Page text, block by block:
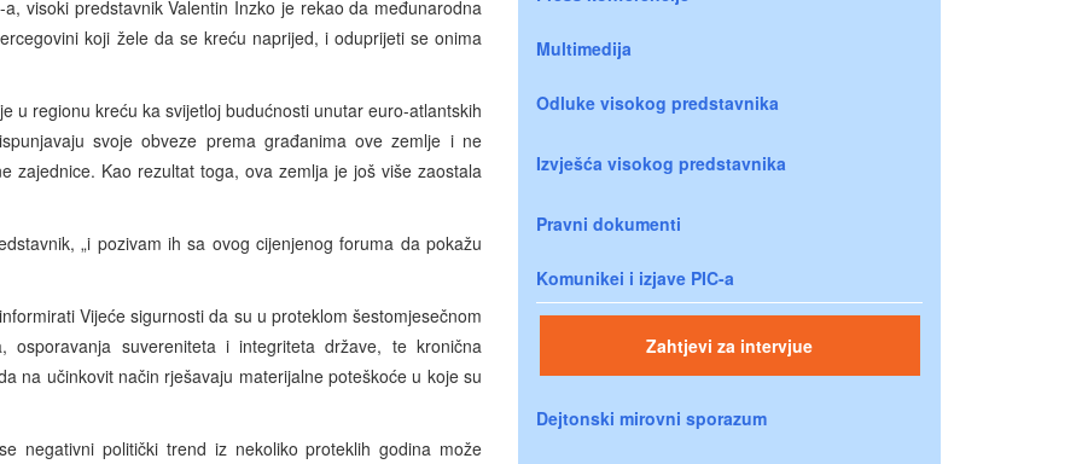
visoki predstavnik Valentin Inzko je rekao da međunarodna
koji žele da se kreću naprijed, i oduprijeti se onima
u regionu kreću ka svijetloj budućnosti unutar euro-atlantskih
svoje obveze prema građanima ove zemlje i ne
zajednice. Kao rezultat toga, ova zemlja je još više zaostala
„i pozivam ih sa ovog cijenjenog foruma da pokažu
Vijeće sigurnosti da su u proteklom šestomjesečnom
osporavanja suvereniteta i integriteta države, te kronična
na učinkovit način rješavaju materijalne poteškoće u koje su
negativni politički trend iz nekoliko proteklih godina može
Multimedija
Odluke visokog predstavnika
Izvješća visokog predstavnika
Pravni dokumenti
Komunikei i izjave PIC-a
Zahtjevi za intervjue
Dejtonski mirovni sporazum